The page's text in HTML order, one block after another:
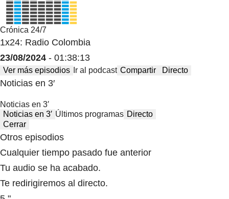
Crónica 24/7
1x24: Radio Colombia
23/08/2024 - 01:38:13
Ver más episodios Ir al podcast Compartir Directo
Noticias en 3′
Noticias en 3′
Noticias en 3′ Últimos programas Directo
Cerrar
Otros episodios
Cualquier tiempo pasado fue anterior
Tu audio se ha acabado.
Te redirigiremos al directo.